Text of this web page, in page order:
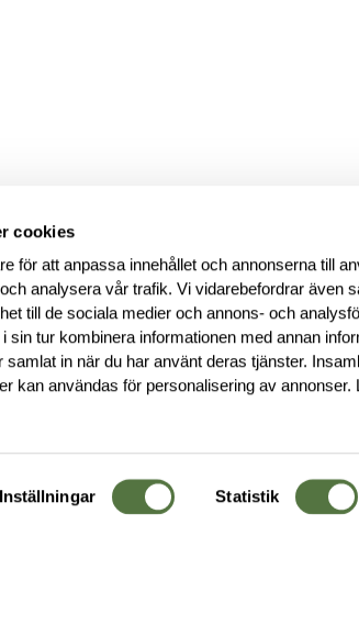
cookies
för att anpassa innehållet och annonserna till
analysera vår trafik. Vi vidarebefordrar även
till de sociala medier och annons- och
sin tur kombinera informationen med annan
samlat in när du har använt deras tjänster.
kan användas för personalisering av
Inställningar Statistik